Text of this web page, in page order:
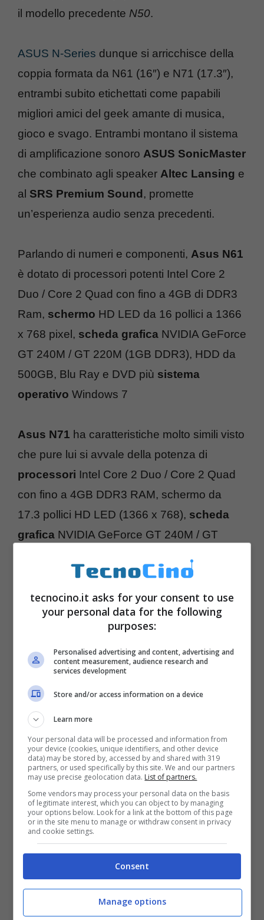
il modello precedente N50.
ASUS N-Series dunque si arricchisce della
coppia formata da N61 (16″) e N71 (17.3″),
entrambi subito etichettati come papabili
migliori amici del geek amante di musica,
gioco e svago. Entrambi montano il sistema
di amplificazione sonoro ASUS SonicMaster
che combinato agli speaker Altec Lansing e
al SRS Premium Sound, promette
un’esperienza audio senza precedenti.
Parlando di numeri e componenti, Asus N61
è dotato di processori potenti Intel Core 2
Duo / Core 2 Quad con fino a 4GB di DDR3
Ram, schermo HD LED da 16 pollici a 1366
x 768 pixel, scheda grafica NVIDIA GeForce
GT 240M / GT 220M (1GB DDR3), HDD da
500GB, Blu Ray e DVD più sistema
operativo Windows 7
Asus N71 ha caratteristiche molto simili visto
che pure lui si avvale della potenza di
processori Intel Core 2 Duo / Core 2 Quad
con fino a 4GB DDR3 RAM, schermo da
17.3 pollici HD LED (1366 x 768), scheda
grafica NVIDIA GeForce GT 240M / GT
DVD e Windows 7.Prezzida comunicare.
tecnocino.it asks for your consent to use
your personal data for the following
purposes:
Personalised advertising and content, advertising and
content measurement, audience research and
services development
Store and/or access information on a device
Learn more
Your personal data will be processed and information from
your device (cookies, unique identifiers, and other device
data) may be stored by, accessed by and shared with 319
partners, or used specifically by this site. We and our partners
may use precise geolocation data. List of partners.
Some vendors may process your personal data on the basis
of legitimate interest, which you can object to by managing
your options below. Look for a link at the bottom of this page
or in the site menu to manage or withdraw consent in privacy
and cookie settings.
Consent
Manage options